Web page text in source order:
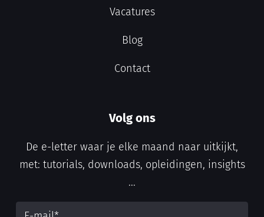
Vacatures
Blog
Contact
Volg ons
De e-letter waar je elke maand naar uitkijkt,
met: tutorials, downloads, opleidingen, insights
...